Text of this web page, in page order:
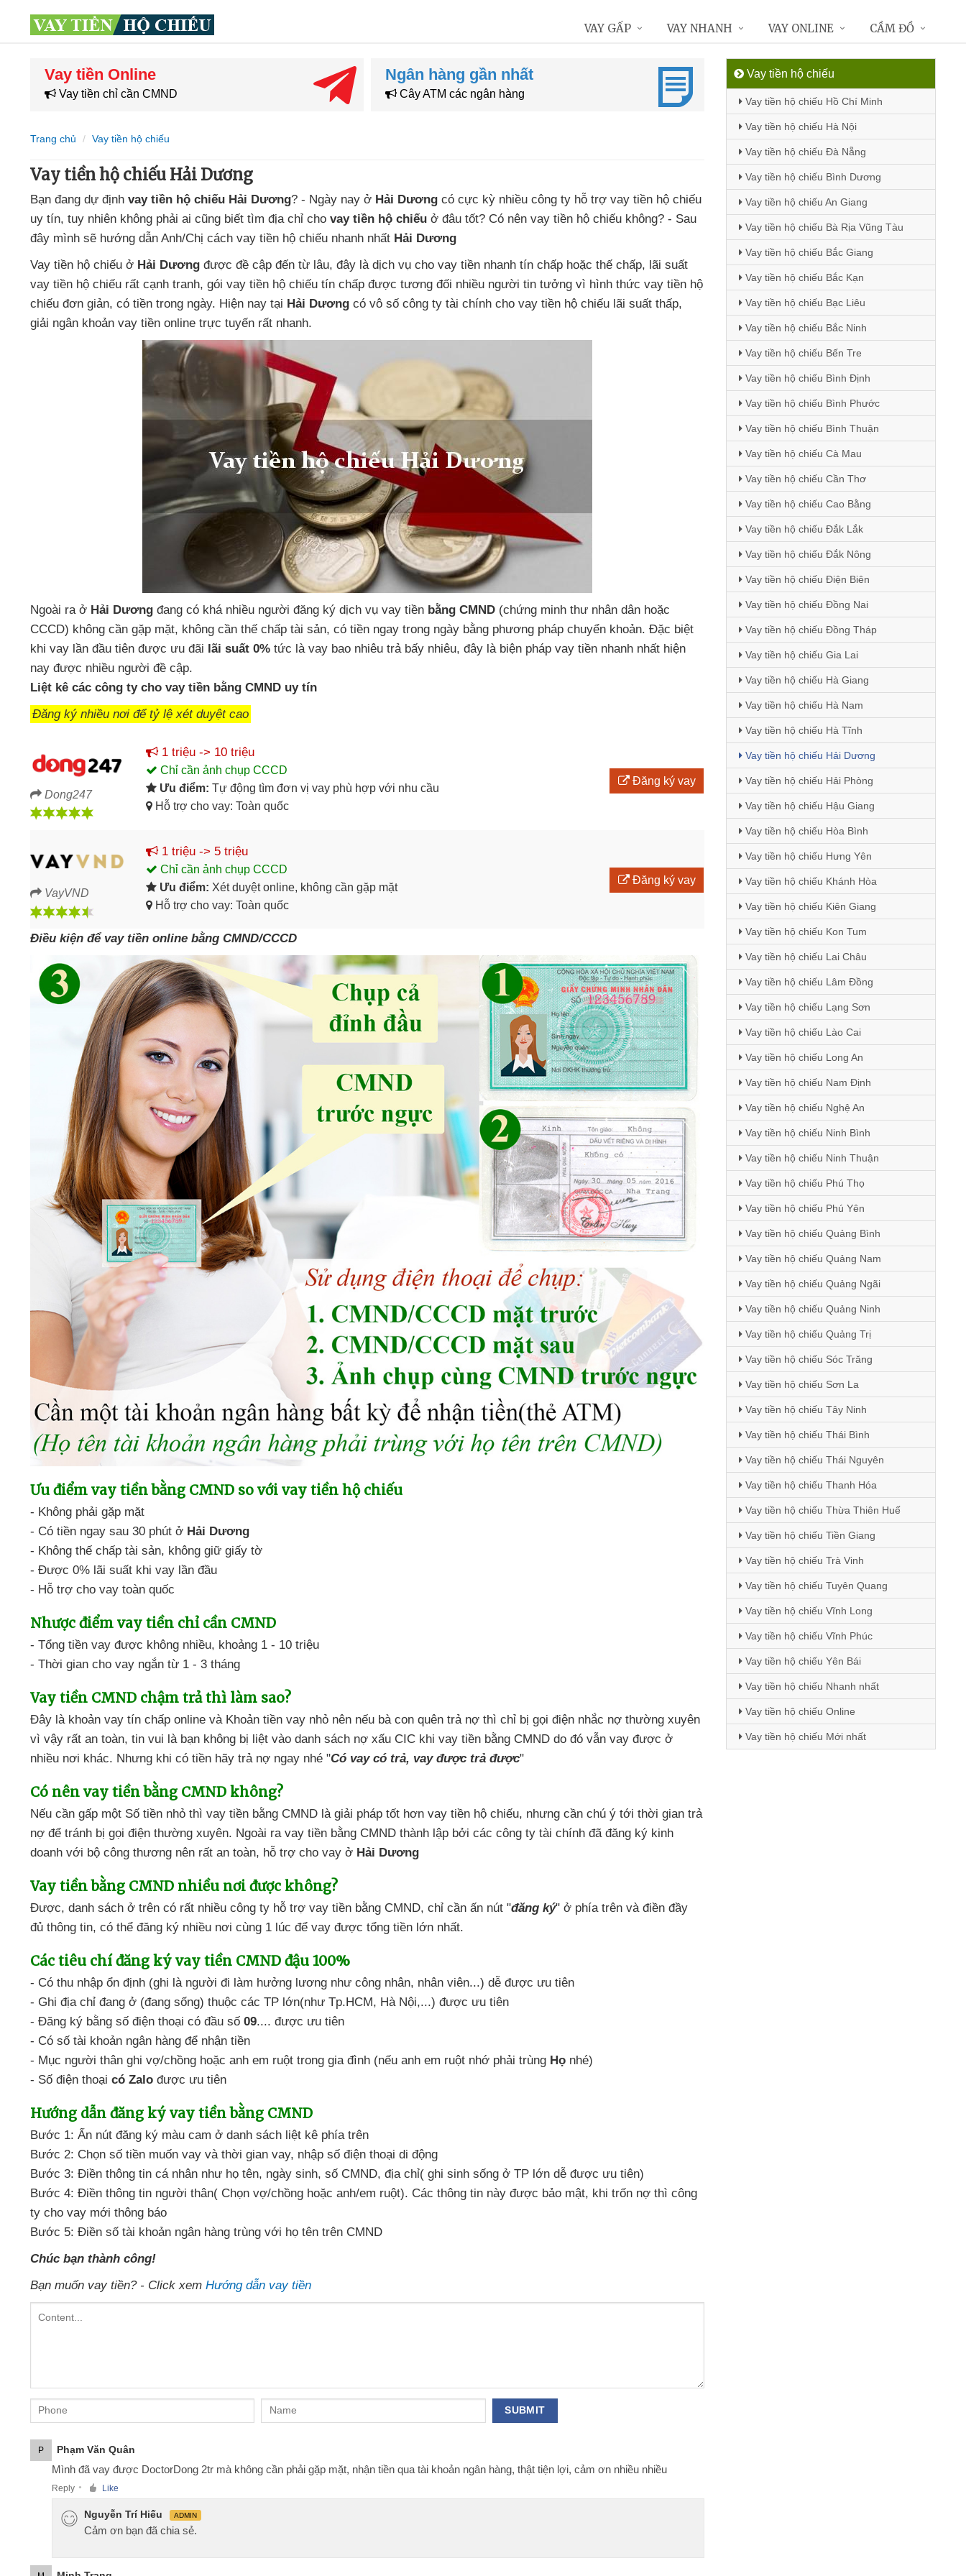
Vay tiền Online
Vay tiền chỉ cần CMND
Ngân hàng gần nhất
Cây ATM các ngân hàng
Trang chủ Vay tiền hộ chiếu
Vay tiền hộ chiếu Hải Dương
Bạn đang dự định vay tiền hộ chiếu Hải Dương? - Ngày nay ở Hải Dương có cực kỳ nhiều công ty hỗ trợ vay tiền hộ chiếu
uy tín, tuy nhiên không phải ai cũng biết tìm địa chỉ cho vay tiền hộ chiếu ở đâu tốt? Có nên vay tiền hộ chiếu không? - Sau
đây mình sẽ hướng dẫn Anh/Chị cách vay tiền hộ chiếu nhanh nhất Hải Dương
Vay tiền hộ chiếu ở Hải Dương được đề cập đến từ lâu, đây là dịch vụ cho vay tiền nhanh tín chấp hoặc thế chấp, lãi suất
vay tiền hộ chiếu rất cạnh tranh, gói vay tiền hộ chiếu tín chấp được tương đối nhiều người tin tưởng vì hình thức vay tiền hộ
chiếu đơn giản, có tiền trong ngày. Hiện nay tại Hải Dương có vô số công ty tài chính cho vay tiền hộ chiếu lãi suất thấp,
giải ngân khoản vay tiền online trực tuyến rất nhanh.
Ngoài raở Hải Dương đang có khá nhiều người đăng ký dịch vụ vay tiền bằng CMND (chứng minh thư nhân dân hoặc
CCCD) không cần gặp mặt, không cần thế chấp tài sản, có tiền ngay trong ngày bằng phương pháp chuyển khoản. Đặc biệt
khi vay lần đầu tiên được ưu đãi lãi suất 0% tức là vay bao nhiêu trả bấy nhiêu, đây là biện pháp vay tiền nhanh nhất hiện
nay được nhiều người đề cập.
Liệt kê các công ty cho vay tiền bằng CMND uy tín
Đăng ký nhiều nơi để tỷ lệ xét duyệt cao
Dong247
1 triệu -> 10 triệu
Chỉ cần ảnh chụp CCCD
Ưu điểm: Tự động tìm đơn vị vay phù hợp với nhu cầu
Hỗ trợ cho vay: Toàn quốc
Đăng ký vay
VayVND
1 triệu -> 5 triệu
Chỉ cần ảnh chụp CCCD
Ưu điểm: Xét duyệt online, không cần gặp mặt
Hỗ trợ cho vay: Toàn quốc
Đăng ký vay
Điều kiện để vay tiền online bằng CMND/CCCD
Ưu điểm vay tiền bằng CMND so với vay tiền hộ chiếu
- Không phải gặp mặt
- Có tiền ngay sau 30 phút ở Hải Dương
- Không thế chấp tài sản, không giữ giấy tờ
- Được 0% lãi suất khi vay lần đầu
- Hỗ trợ cho vay toàn quốc
Nhược điểm vay tiền chỉ cần CMND
- Tổng tiền vay được không nhiều, khoảng 1 - 10 triệu
- Thời gian cho vay ngắn từ 1 - 3 tháng
Vay tiền CMND chậm trảthì làm sao?
Đây là khoản vay tín chấp online vàKhoản tiền vay nhỏ nên nếu bà con quên trả nợ thì chỉ bị gọi điện nhắc nợ thường xuyên
vì vậy rất an toàn, tin vui là bạn không bị liệt vào danh sách nợ xấu CIC khi vay tiền bằng CMND do đó vẫn vay được ở
nhiều nơi khác. Nhưng khi có tiền hãy trả nợ ngay nhé "Có vay có trả, vay được trả được"
Có nên vay tiền bằng CMND không?
Nếu cần gấp một Số tiền nhỏ thì vay tiền bằng CMND là giải pháp tốt hơn vay tiền hộ chiếu, nhưng cần chú ý tới thời gian trả
nợ để tránh bị gọi điện thường xuyên. Ngoài ravay tiền bằng CMND thành lập bởi các công ty tài chính đã đăng ký kinh
doanh với bộ công thương nên rất an toàn, hỗ trợ cho vay ở Hải Dương
Vay tiền bằng CMND nhiều nơi được không?
Được, danh sách ở trên có rất nhiều công ty hỗ trợ vay tiền bằng CMND, chỉ cần ấn nút "đăng ký" ở phía trên và điền đầy
đủ thông tin, có thể đăng ký nhiều nơi cùng 1 lúc để vay được tổng tiền lớn nhất.
Các tiêu chíđăng ký vay tiền CMND đậu 100%
- Có thu nhập ổn định (ghi là người đi làm hưởng lương như công nhân, nhân viên...) dễ được ưu tiên
- Ghi địa chỉ đang ở (đang sống) thuộc các TP lớn(như Tp.HCM, Hà Nội,...) được ưu tiên
- Đăng ký bằng số điện thoại có đầu số 09.... được ưu tiên
- Có số tài khoản ngân hàng để nhận tiền
- Mục người thân ghi vợ/chồng hoặc anh em ruột trong gia đình (nếu anh em ruột nhớ phải trùng Họ nhé)
- Số điện thoại có Zalo được ưu tiên
Hướng dẫn đăng ký vay tiền bằng CMND
Bước 1: Ấn nút đăng ký màu cam ở danh sách liệt kê phía trên
Bước 2: Chọn số tiền muốn vay và thời gian vay, nhập số điện thoại di động
Bước 3: Điền thông tin cá nhân như họ tên, ngày sinh, số CMND, địa chỉ( ghi sinh sống ở TP lớn dễ được ưu tiên)
Bước 4: Điền thông tin người thân( Chọn vợ/chồng hoặc anh/em ruột). Các thông tin này được bảo mật, khi trốn nợ thì công
ty cho vay mới thông báo
Bước 5: Điền số tài khoản ngân hàng trùng với họ tên trên CMND
Chúc bạn thành công!
Bạn muốn vay tiền? - Click xem Hướng dẫn vay tiền
P Phạm Văn Quân
Mình đã vay được DoctorDong 2tr mà không cần phải gặp mặt, nhận tiền qua tài khoản ngân hàng, thật tiện lợi, cảm ơn nhiều nhiều
Reply ● Like
Nguyễn Trí Hiếu ADMIN
Cảm ơn bạn đã chia sẻ.
Vay tiền hộ chiếu
Vay tiền hộ chiếu Hồ Chí Minh
Vay tiền hộ chiếu Hà Nội
Vay tiền hộ chiếu Đà Nẵng
Vay tiền hộ chiếu Bình Dương
Vay tiền hộ chiếu An Giang
Vay tiền hộ chiếu Bà Rịa Vũng Tàu
Vay tiền hộ chiếu Bắc Giang
Vay tiền hộ chiếu Bắc Kạn
Vay tiền hộ chiếu Bạc Liêu
Vay tiền hộ chiếu Bắc Ninh
Vay tiền hộ chiếu Bến Tre
Vay tiền hộ chiếu Bình Định
Vay tiền hộ chiếu Bình Phước
Vay tiền hộ chiếu Bình Thuận
Vay tiền hộ chiếu Cà Mau
Vay tiền hộ chiếu Cần Thơ
Vay tiền hộ chiếu Cao Bằng
Vay tiền hộ chiếu Đắk Lắk
Vay tiền hộ chiếu Đắk Nông
Vay tiền hộ chiếu Điện Biên
Vay tiền hộ chiếu Đồng Nai
Vay tiền hộ chiếu Đồng Tháp
Vay tiền hộ chiếu Gia Lai
Vay tiền hộ chiếu Hà Giang
Vay tiền hộ chiếu Hà Nam
Vay tiền hộ chiếu Hà Tĩnh
Vay tiền hộ chiếu Hải Dương
Vay tiền hộ chiếu Hải Phòng
Vay tiền hộ chiếu Hậu Giang
Vay tiền hộ chiếu Hòa Bình
Vay tiền hộ chiếu Hưng Yên
Vay tiền hộ chiếu Khánh Hòa
Vay tiền hộ chiếu Kiên Giang
Vay tiền hộ chiếu Kon Tum
Vay tiền hộ chiếu Lai Châu
Vay tiền hộ chiếu Lâm Đồng
Vay tiền hộ chiếu Lạng Sơn
Vay tiền hộ chiếu Lào Cai
Vay tiền hộ chiếu Long An
Vay tiền hộ chiếu Nam Định
Vay tiền hộ chiếu Nghệ An
Vay tiền hộ chiếu Ninh Bình
Vay tiền hộ chiếu Ninh Thuận
Vay tiền hộ chiếu Phú Thọ
Vay tiền hộ chiếu Phú Yên
Vay tiền hộ chiếu Quảng Bình
Vay tiền hộ chiếu Quảng Nam
Vay tiền hộ chiếu Quảng Ngãi
Vay tiền hộ chiếu Quảng Ninh
Vay tiền hộ chiếu Quảng Trị
Vay tiền hộ chiếu Sóc Trăng
Vay tiền hộ chiếu Sơn La
Vay tiền hộ chiếu Tây Ninh
Vay tiền hộ chiếu Thái Bình
Vay tiền hộ chiếu Thái Nguyên
Vay tiền hộ chiếu Thanh Hóa
Vay tiền hộ chiếu Thừa Thiên Huế
Vay tiền hộ chiếu Tiền Giang
Vay tiền hộ chiếu Trà Vinh
Vay tiền hộ chiếu Tuyên Quang
Vay tiền hộ chiếu Vĩnh Long
Vay tiền hộ chiếu Vĩnh Phúc
Vay tiền hộ chiếu Yên Bái
Vay tiền hộ chiếu Nhanh nhất
Vay tiền hộ chiếu Online
Vay tiền hộ chiếu Mới nhất
VAY GẤP VAY NHANH VAY ONLINE CẦM ĐỒ